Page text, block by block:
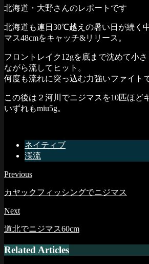
北海道・大野さんのレポートです
北海道も連日30℃越えの暑い日が続く
マス48cmをキャッチ&リリース。
フロントレイク12gを底まで沈めて小
ながら流してヒット。
何度も流れに突っ込む力強いファイト
この後は２河川でニジマスを10匹ほど
いずれもmiu5g。
ネイティブ
渓流
Previous
カヤックフィッシングでニジマス
Next
道北でニジマス60cm
Related Articles